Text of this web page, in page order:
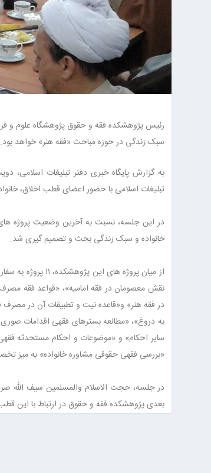
رئیس پژوهشکده فقه و حقوق پژوهشگاه علوم و
سبک زندگی در حوزه مباحث «فقه هنر» خواهد بود.
به گزارش پایگاه خبری دفتر تبلیغات
تبلیغات اسلامی با حضور اعضای قطب اخلاق،
در این جلسه، نسبت به آخرین وضعیت پروژه
خانواده و سبک زندگی بحث و تصمیم ‌گیری شد.
از میان پروژه
نقش معصومان در فقه امامیه»، «قواعد فقه
در فقه هنر» و«قاعده نیت و تطبیقات آن در
به دروغ»، «مطالعه بسترهای فقهی اقدامات
سایر احکام» و «موضوعات و احکام مستحدثه
«بررسی فقهی حقوقی مشاوره خانواده» به میز
در جلسه، حجت الاسلام والمسلمین سیف الله
بعدی پژوهشکده فقه و حقوق در ارتباط با این